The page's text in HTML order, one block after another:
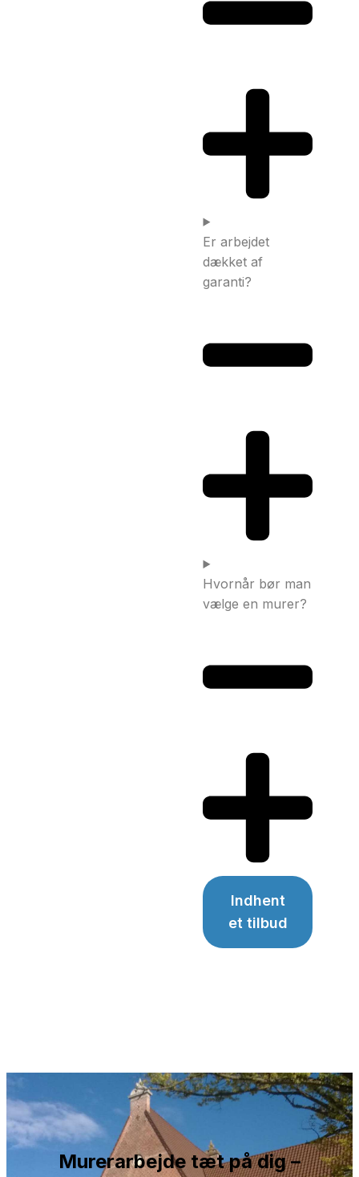
Er arbejdet
dækket af
garanti?
Hvornår bør man
vælge en murer?
Indhent
et tilbud
Murerarbejde tæt på dig –